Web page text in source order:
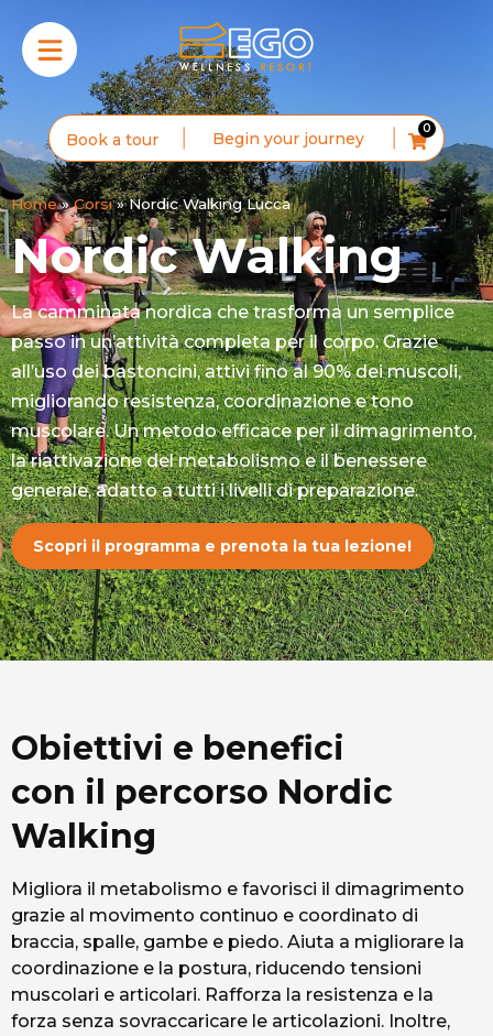
Book a tour Begin your journey 0
Home»Corsi»Nordic Walking Lucca
Nordic Walking
La camminata nordica che trasforma un semplice
passo in un’attività completa per il corpo. Grazie
all’uso dei bastoncini, attivi fino al 90% dei muscoli,
migliorando resistenza, coordinazione e tono
muscolare. Un metodo efficace per il dimagrimento,
la riattivazione del metabolismo e il benessere
generale, adatto a tutti i livelli di preparazione.
Scopri il programma e prenota la tua lezione!
Obiettivi e benefici
con il percorso Nordic
Walking
Migliora il metabolismo e favorisci il dimagrimento
grazie al movimento continuo e coordinato di
braccia, spalle, gambe e piedo. Aiuta a migliorare la
coordinazione e la postura, riducendo tensioni
muscolari e articolari. Rafforza la resistenza e la
forza senza sovraccaricare le articolazioni. Inoltre,